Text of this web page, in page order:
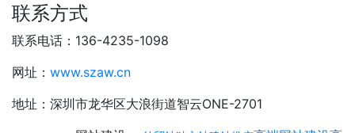
联系方式
联系电话：136-4235-1098
网址： www.szaw.cn
地址：深圳市龙华区大浪街道智云ONE-2701